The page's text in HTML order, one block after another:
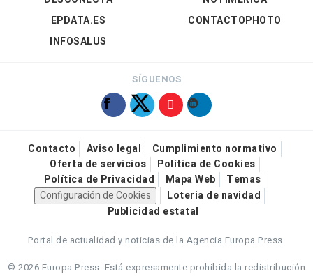
EPDATA.ES
INFOSALUS
CONTACTOPHOTO
SÍGUENOS
Contacto Aviso legal
Cumplimiento normativo
Oferta de servicios
Política de Cookies
Política de Privacidad
Mapa Web
Temas
Configuración de Cookies
Loteria de navidad
Publicidad estatal
Portal de actualidad y noticias de la Agencia Europa Press.
© 2026 Europa Press. Está expresamente prohibida la redistribución